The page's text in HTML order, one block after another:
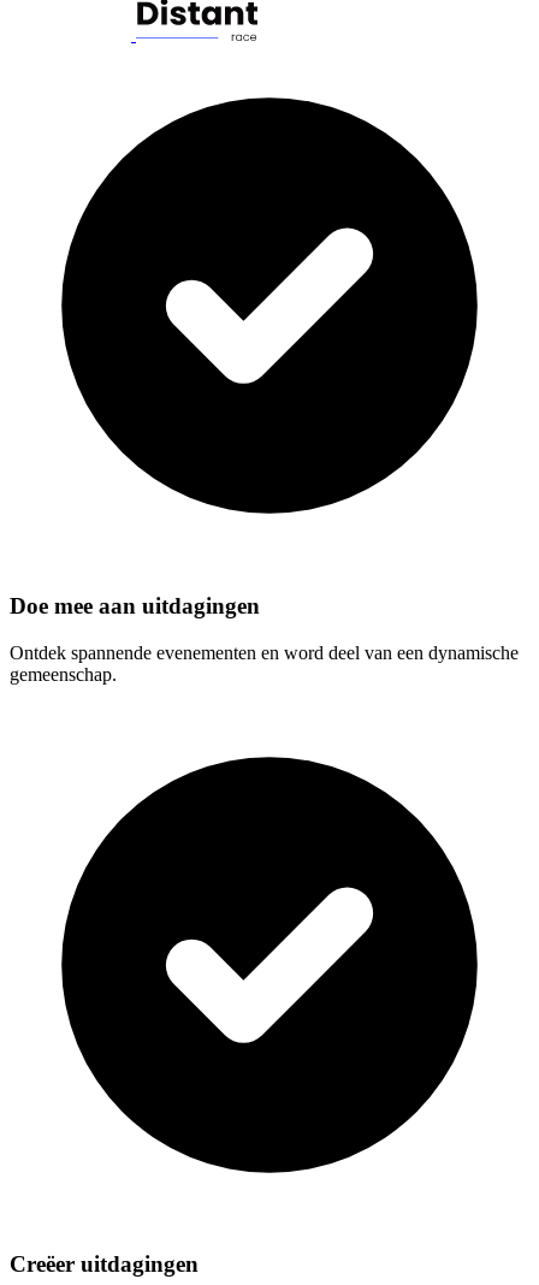
Doe mee aan uitdagingen
Ontdek spannende evenementen en word deel van een dynamische
gemeenschap.
Creëer uitdagingen